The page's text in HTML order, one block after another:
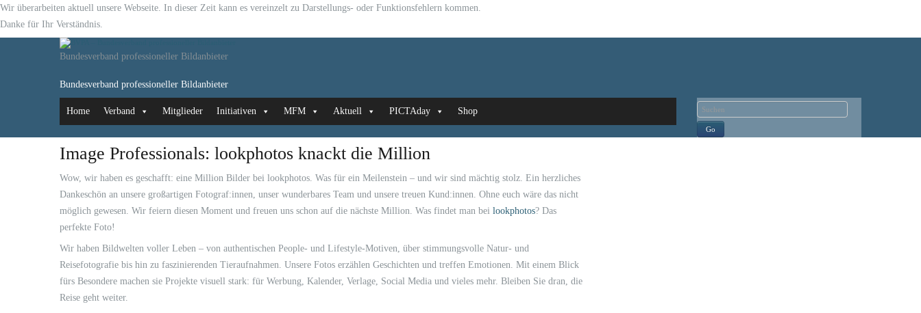
Wir überarbeiten aktuell unsere Webseite. In dieser Zeit kann es vereinzelt zu Darstellungs- oder Funktionsfehlern kommen.
Danke für Ihr Verständnis.
Bundesverband professioneller Bildanbieter
Bundesverband professioneller Bildanbieter
Home Verband Mitglieder Initiativen MFM Aktuell PICTAday Shop
Image Professionals: lookphotos knackt die Million
Wow, wir haben es geschafft: eine Million Bilder bei lookphotos. Was für ein Meilenstein – und wir sind mächtig stolz. Ein herzliches
Dankeschön an unsere großartigen Fotograf:innen, unser wunderbares Team und unsere treuen Kund:innen. Ohne euch wäre das nicht
möglich gewesen. Wir feiern diesen Moment und freuen uns schon auf die nächste Million. Was findet man bei lookphotos? Das
perfekte Foto!
Wir haben Bildwelten voller Leben – von authentischen People- und Lifestyle-Motiven, über stimmungsvolle Natur- und
Reisefotografie bis hin zu faszinierenden Tieraufnahmen. Unsere Fotos erzählen Geschichten und treffen Emotionen. Mit einem Blick
fürs Besondere machen sie Projekte visuell stark: für Werbung, Kalender, Verlage, Social Media und vieles mehr. Bleiben Sie dran, die
Reise geht weiter.